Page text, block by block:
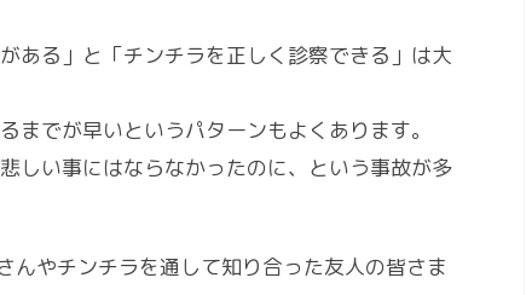
ある」と「チンチラを正しく診察できる」は大
までが早いというパターンもよくあります。
しい事にはならなかったのに、という事故が多
んやチンチラを通して知り合った友人の皆さま